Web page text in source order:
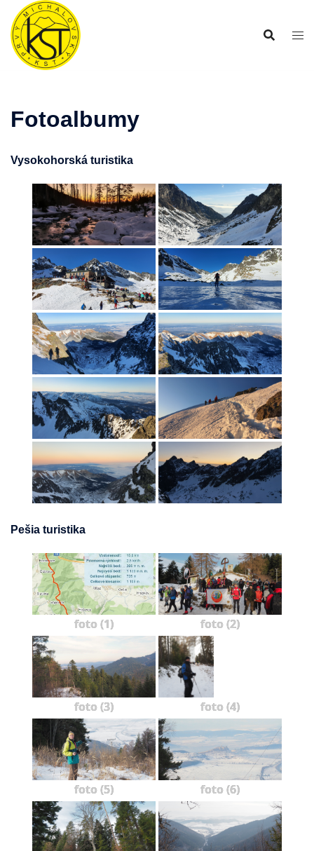
Preskočiť
obsah
Fotoalbumy
Vysokohorská turistika
Pešia turistika
foto (1) foto (2)
foto (3) foto (4)
foto (5) foto (6)